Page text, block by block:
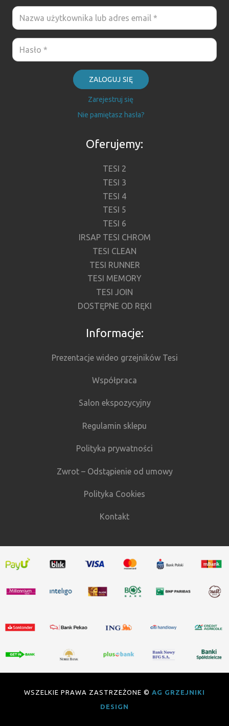
ZALOGUJ SIĘ
Zarejestruj się
Nie pamiętasz hasła?
Oferujemy:
TESI 2
TESI 3
TESI 4
TESI 5
TESI 6
IRSAP TESI CHROM
TESI CLEAN
TESI RUNNER
TESI MEMORY
TESI JOIN
DOSTĘPNE OD RĘKI
Informacje:
Prezentacje wideo grzejników Tesi
Współpraca
Salon ekspozycyjny
Regulamin sklepu
Polityka prywatności
Zwrot – Odstąpienie od umowy
Polityka Cookies
Kontakt
WSZELKIE PRAWA ZASTRZEŻONE © AG GRZEJNIKI
DESIGN